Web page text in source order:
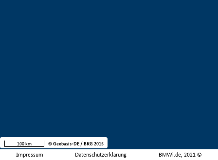
Impressum Datenschutzerklärung BMWi.de, 2021 ©
100 km © Geobasis-DE / BKG 2015